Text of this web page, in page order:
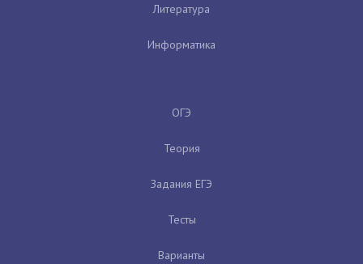
Литература
Информатика
ОГЭ
Теория
Задания ЕГЭ
Тесты
Варианты